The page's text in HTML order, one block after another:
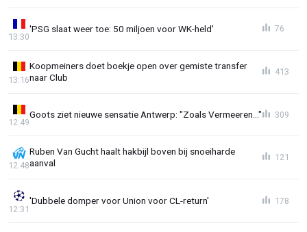
'PSG slaat weer toe: 50 miljoen voor WK-held'
13:30
76
Koopmeiners doet boekje open over gemiste transfer
naar Club
13:16
413
Goots ziet nieuwe sensatie Antwerp: "Zoals Vermeeren..."
12:49
309
Ruben Van Gucht haalt hakbijl boven bij snoeiharde
aanval
12:48
121
'Dubbele domper voor Union voor CL-return'
12:31
178